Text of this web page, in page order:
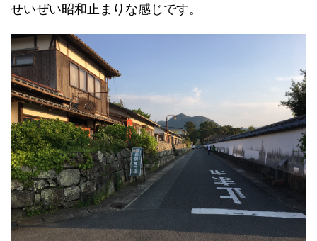
せいぜい昭和止まりな感じです。